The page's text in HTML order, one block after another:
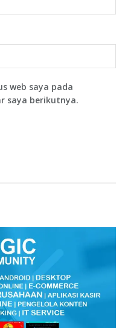
web saya pada
saya berikutnya.